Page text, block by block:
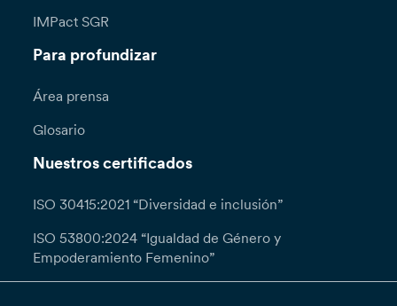
IMPact SGR
Para profundizar
Área prensa
Glosario
Nuestros certificados
ISO 30415:2021 “Diversidad e inclusión”
ISO 53800:2024 “Igualdad de Género y
Empoderamiento Femenino”